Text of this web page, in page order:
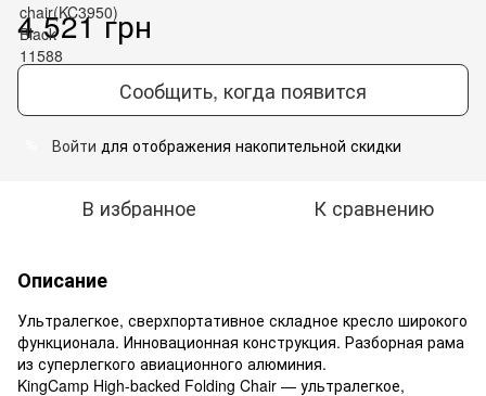
4 521 грн
Сообщить, когда появится
Войти для отображения накопительной скидки
В избранное К сравнению
Описание
Ультралегкое, сверхпортативное складное кресло широкого
функционала. Инновационная конструкция. Разборная рама
из суперлегкого авиационного алюминия.
KingCamp High-backed Folding Chair — ультралегкое,